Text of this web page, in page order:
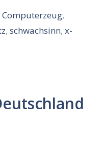
Computerzeug,
, schwachsinn, x-